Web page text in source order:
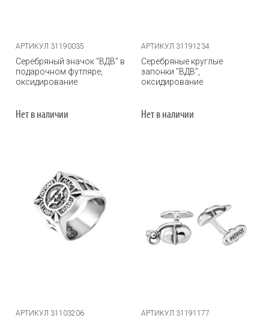
АРТИКУЛ 31190035
Серебряный значок "ВДВ" в
подарочном футляре,
оксидирование
Нет в наличии
АРТИКУЛ 31191234
Серебряные круглые
запонки "ВДВ",
оксидирование
Нет в наличии
АРТИКУЛ 31103206 АРТИКУЛ 31191177